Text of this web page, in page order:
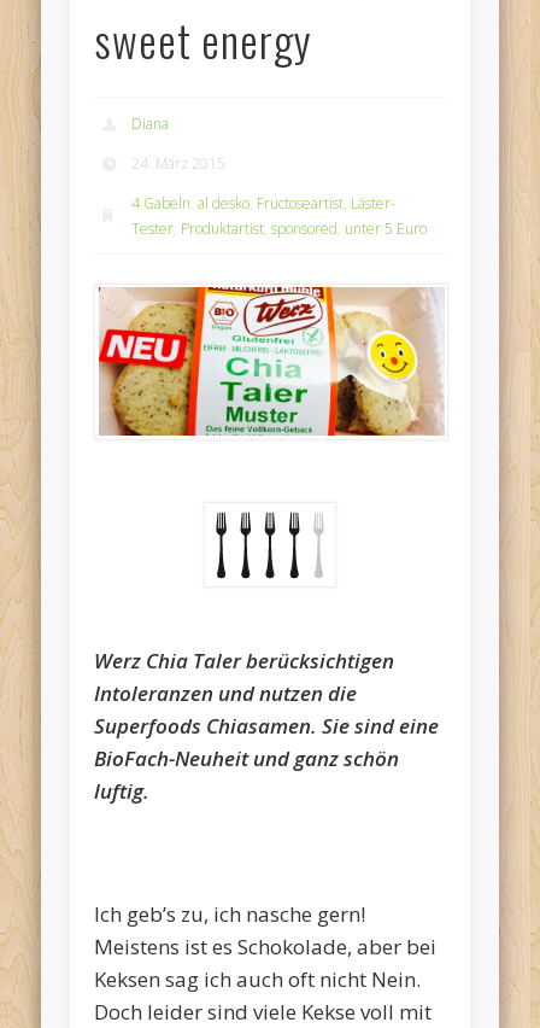
sweet energy
Diana
24. März 2015
4 Gabeln,al desko, Fructoseartist, Läster-
Tester, Produktartist,sponsored, unter 5 Euro
Werz Chia Taler berücksichtigen
Intoleranzen und nutzen die
Superfoods Chiasamen. Sie sind eine
BioFach-Neuheit und ganz schön
luftig.
Ich geb’s zu, ich nasche gern!
Meistens ist es Schokolade, aber bei
Keksen sag ich auch oft nicht Nein.
Doch leider sind viele Kekse voll mit